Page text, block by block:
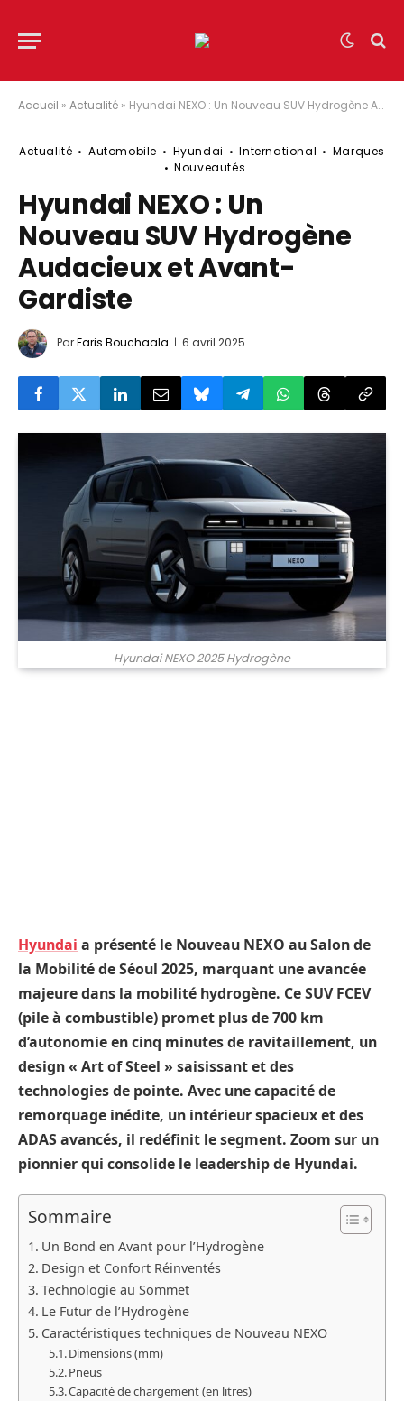
Accueil » Actualité » Hyundai NEXO : Un Nouveau SUV Hydrogène Audacieux et Avant-Gardiste
Actualité Automobile Hyundai International
Marques
Nouveautés
Hyundai NEXO : Un
Nouveau SUV Hydrogène
Audacieux et Avant-
Gardiste
ParFaris Bouchaala 6 avril 2025
Hyundai NEXO 2025 Hydrogène
Hyundai a présenté le Nouveau NEXO au Salon de
la Mobilité de Séoul 2025, marquant une avancée
majeure dans la mobilité hydrogène. Ce SUV FCEV
(pile à combustible) promet plus de 700 km
d’autonomie en cinq minutes de ravitaillement, un
design « Art of Steel » saisissant et des
technologies de pointe. Avec une capacité de
remorquage inédite, un intérieur spacieux et des
ADAS avancés, il redéfinit le segment. Zoom sur un
pionnier qui consolide le leadership de Hyundai.
Sommaire
Un Bond en Avant pour l’Hydrogène
Design et Confort Réinventés
Technologie au Sommet
Le Futur de l’Hydrogène
Caractéristiques techniques de Nouveau NEXO
Dimensions (mm)
Pneus
Capacité de chargement (en litres)